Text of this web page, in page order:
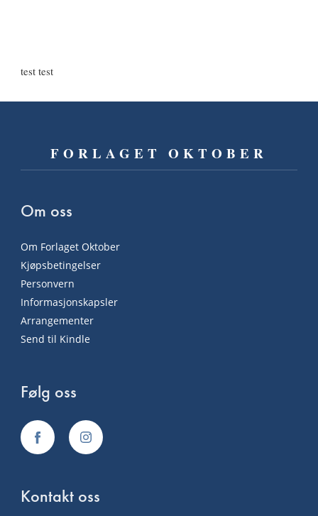
test test
FORLAGET OKTOBER
Om oss
Om Forlaget Oktober
Kjøpsbetingelser
Personvern
Informasjonskapsler
Arrangementer
Send til Kindle
Følg oss
Kontakt oss